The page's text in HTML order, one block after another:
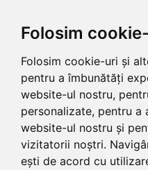
Folosim
Folosim cookie-uri și
pentru a îmbunătăți
website-ul nostru,
personalizate, pentru a
website-ul nostru și
vizitatorii noștri.
ești de acord cu